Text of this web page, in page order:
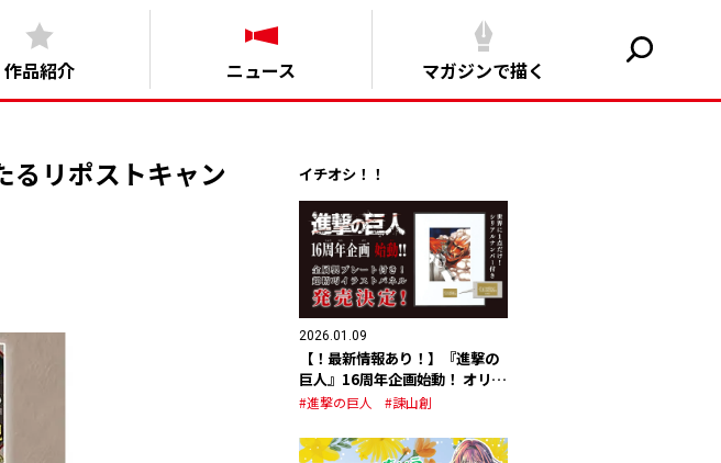
作品紹介 ニュース マガジンで描く
るリポストキャン
イチオシ！！
2026.01.09
【！最新情報あり！】『進撃の
巨人』16周年企画始動！ オリジ
ナルグッズの発売が決定！
#進撃の巨人 #諫山創